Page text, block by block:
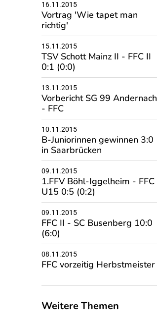
16.11.2015
Vortrag 'Wie tapet man
richtig'
15.11.2015
TSV Schott Mainz II - FFC II
0:1 (0:0)
13.11.2015
Vorbericht SG 99 Andernach
- FFC
10.11.2015
B-Juniorinnen gewinnen 3:0
in Saarbrücken
09.11.2015
1.FFV Böhl-Iggelheim - FFC
U15 0:5 (0:2)
09.11.2015
FFC II - SC Busenberg 10:0
(6:0)
08.11.2015
FFC vorzeitig Herbstmeister
Weitere Themen